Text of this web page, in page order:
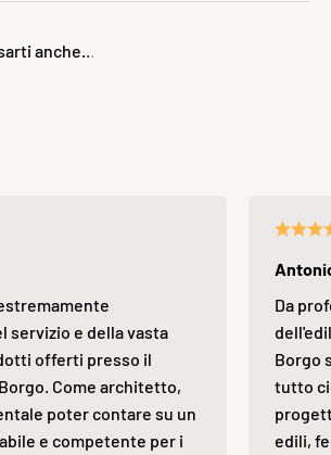
servizio e della vasta
offerti presso il
Come architetto,
poter contare su un
e competente per i
Da
Borgo
tutto
edili,